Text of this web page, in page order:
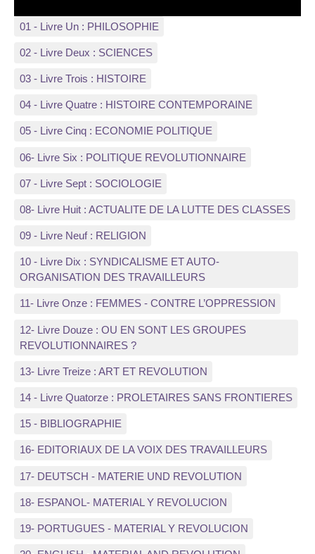
01 - Livre Un : PHILOSOPHIE
02 - Livre Deux : SCIENCES
03 - Livre Trois : HISTOIRE
04 - Livre Quatre : HISTOIRE CONTEMPORAINE
05 - Livre Cinq : ECONOMIE POLITIQUE
06- Livre Six : POLITIQUE REVOLUTIONNAIRE
07 - Livre Sept : SOCIOLOGIE
08- Livre Huit : ACTUALITE DE LA LUTTE DES CLASSES
09 - Livre Neuf : RELIGION
10 - Livre Dix : SYNDICALISME ET AUTO-
ORGANISATION DES TRAVAILLEURS
11- Livre Onze : FEMMES - CONTRE L’OPPRESSION
12- Livre Douze : OU EN SONT LES GROUPES
REVOLUTIONNAIRES ?
13- Livre Treize : ART ET REVOLUTION
14 - Livre Quatorze : PROLETAIRES SANS FRONTIERES
15 - BIBLIOGRAPHIE
16- EDITORIAUX DE LA VOIX DES TRAVAILLEURS
17- DEUTSCH - MATERIE UND REVOLUTION
18- ESPANOL- MATERIAL Y REVOLUCION
19- PORTUGUES - MATERIAL Y REVOLUCION